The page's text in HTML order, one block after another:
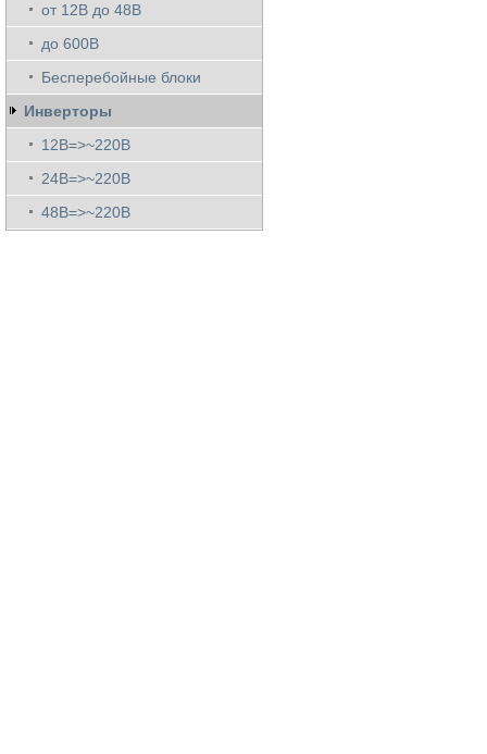
от 12В до 48В
до 600В
Бесперебойные блоки
Инверторы
12В=>~220В
24В=>~220В
48В=>~220В